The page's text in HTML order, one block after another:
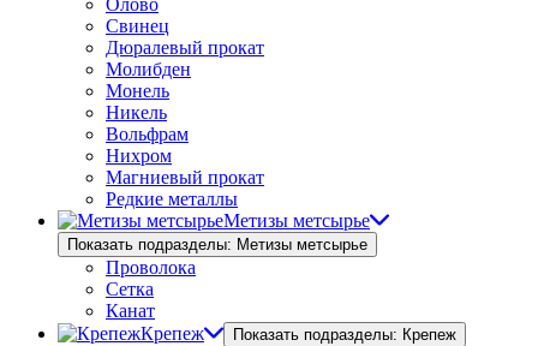
Олово
Свинец
Дюралевый прокат
Молибден
Монель
Никель
Вольфрам
Нихром
Магниевый прокат
Редкие металлы
Метизы метсырье
Показать подразделы: Метизы метсырье
Проволока
Сетка
Канат
Крепеж
Показать подразделы: Крепеж